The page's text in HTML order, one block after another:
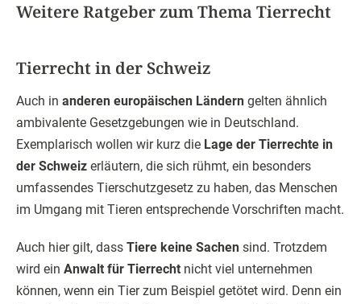
Weitere Ratgeber zum Thema Tierrecht
Tierrecht in der Schweiz
Auch in anderen europäischen Ländern gelten ähnlich
ambivalente Gesetzgebungen wie in Deutschland.
Exemplarisch wollen wir kurz die Lage der Tierrechte in
der Schweiz erläutern, die sich rühmt, ein besonders
umfassendes Tierschutzgesetz zu haben, das Menschen
im Umgang mit Tieren entsprechende Vorschriften macht.
Auch hier gilt, dass Tiere keine Sachen sind. Trotzdem
wird ein Anwalt für Tierrecht nicht viel unternehmen
können, wenn ein Tier zum Beispiel getötet wird. Denn ein